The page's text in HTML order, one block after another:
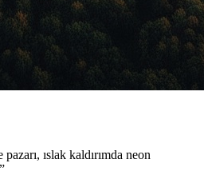
ıslak kaldırımda neon
”